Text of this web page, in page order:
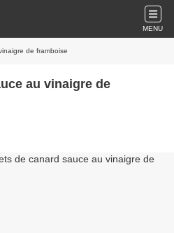
MENU
de framboise
au vinaigre de